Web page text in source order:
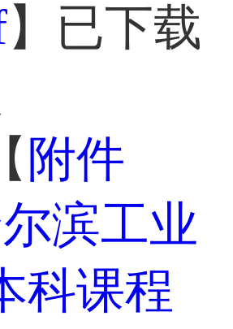
】已下载
附件
滨工业
科课程